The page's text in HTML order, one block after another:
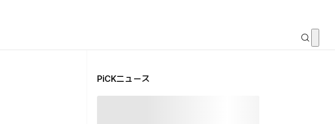
PiCKニュース